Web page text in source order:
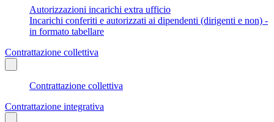
Autorizzazioni incarichi extra ufficio
Incarichi conferiti e autorizzati ai dipendenti (dirigenti e non) -
in formato tabellare
Contrattazione collettiva
Contrattazione collettiva
Contrattazione integrativa